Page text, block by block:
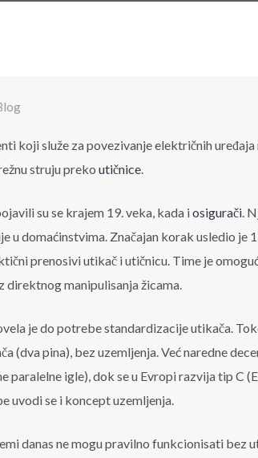
koji služe za povezivanje električnih uređaja
struju preko utičnice.
su se krajem 19. veka, kada iosigurači.
u domaćinstvima. Značajan korak usledio je
prenosivi utikač i utičnicu. Time je
direktnog manipulisanja žicama.
je do potrebe standardizacije utikača.
(dva pina), bez uzemljenja. Već naredne
paralelne igle), dok se u Evropi razvija tip C
uvodi se i koncept uzemljenja.
danas ne mogu pravilno funkcionisati bez